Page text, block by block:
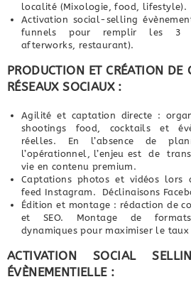
localité (Mixologie, food, lifestyle).
Activation social-selling
funnels pour remplir les 3
afterworks, restaurant).
PRODUCTION ET CRÉATION DE
RÉSEAUX SOCIAUX :
Agilité et captation directe :
shootings food, cocktails et
réelles. En l’absence de
l’opérationnel, l’enjeu est de
vie en contenu premium.
Captations photos et vidéos
feed Instagram. Déclinaisons
Édition et montage : rédaction de
et SEO. Montage de formats
dynamiques pour maximiser le
ACTIVATION SOCIAL
ÉVÈNEMENTIELLE :